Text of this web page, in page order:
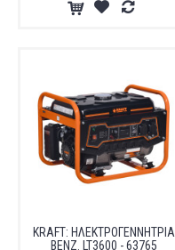
KRAFT: ΗΛΕΚΤΡΟΓΕΝΝΗΤΡΙΑ
ΒΕΝΖ. LT3600 - 63765